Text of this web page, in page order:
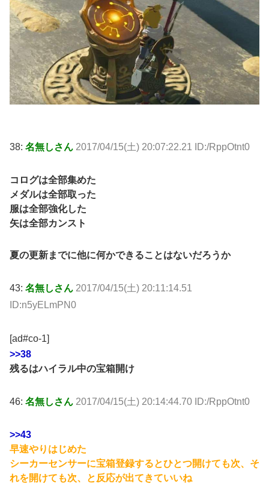
38: 名無しさん 2017/04/15(土) 20:07:22.21 ID:/RppOtnt0
コログは全部集めた
メダルは全部取った
服は全部強化した
矢は全部カンスト
夏の更新までに他に何かできることはないだろうか
43: 名無しさん 2017/04/15(土) 20:11:14.51
ID:n5yELmPN0
[ad#co-1]
>>38
残るはハイラル中の宝箱開け
46: 名無しさん 2017/04/15(土) 20:14:44.70 ID:/RppOtnt0
>>43
早速やりはじめた
シーカーセンサーに宝箱登録するとひとつ開けても次、そ
れを開けても次、と反応が出てきていいね